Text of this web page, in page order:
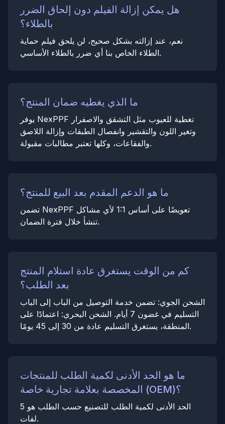
هل يمكن إزالة الفيلم دون إلحاق الضرر
بالطلاء؟
نعم، عند إزالته بشكل صحيح، لن يلحق فيلم حماية
الطلاء الخاص بنا أي ضرر بالطلاء الأساسي.
ما الذي يغطيه ضمان المنتج؟
يوفر NexPPF تغطية للعيوب مثل التشقق والاصفرار
وتغير اللون والتقشير وانفصال الطبقات وإزالة اللاصق
والفقاعات، وكلها تعتبر مطالبات مقبولة.
ما هو الدعم المقدم بعد البيع للمنتج؟
تضمن NexPPF تعويضًا على أساس 1:1 لأي مشاكل
تنشأ خلال فترة الضمان.
كم من الوقت يستغرق عادة استلام المنتج
بعد الطلب؟
الشحن الجوي: تضمن خدمة التوصيل من الباب إلى الباب
التسليم في غضون 7 أيام. الشحن البحري: اعتمادًا على
المنطقة، يستغرق التسليم عادة من 30 إلى 45 يومًا.
ما هو الحد الأدنى لكمية الطلب للمنتجات
المخصصة بعلامة تجارية خاصة (OEM)؟
الحد الأدنى لكمية الطلب للتصنيع حسب الطلب هو 5
لفات.